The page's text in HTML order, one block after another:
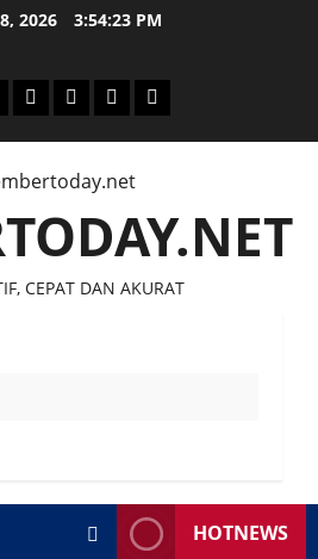
2026 3:54:24 PM
OtomotifEkonomiSosialtentang
CEPAT DAN AKURAT
HOTNEWS